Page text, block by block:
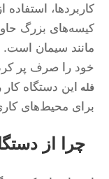
کاربردها، استفاده
کیسه‌های بزرگ
مانند سیمان است.
خود را صرف پر
فله
این دستگاه
برای محیط‌های